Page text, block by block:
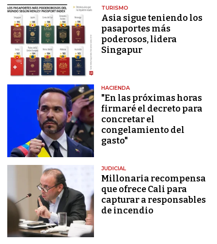
TURISMO
Asia sigue teniendo los
pasaportes más
poderosos, lidera
Singapur
HACIENDA
"En las próximas horas
firmaré el decreto para
concretar el
congelamiento del
gasto"
JUDICIAL
Millonaria recompensa
que ofrece Cali para
capturar a responsables
de incendio